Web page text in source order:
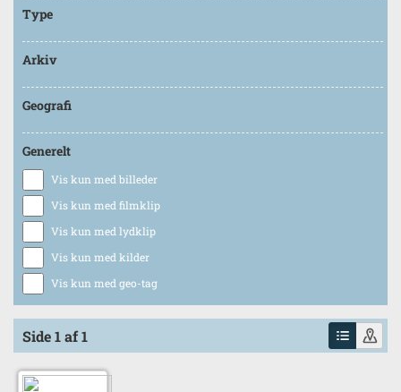
Type
Arkiv
Geografi
Generelt
Vis kun med billeder
Vis kun med filmklip
Vis kun med lydklip
Vis kun med kilder
Vis kun med geo-tag
Side 1 af 1